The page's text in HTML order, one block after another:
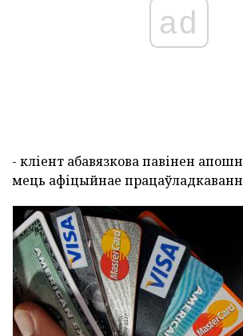
ad
- кліент абавязкова павінен
мець афіцыйнае